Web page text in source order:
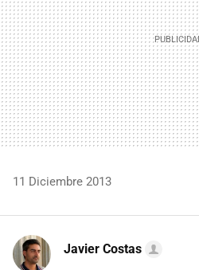
11 Diciembre 2013
Javier Costas